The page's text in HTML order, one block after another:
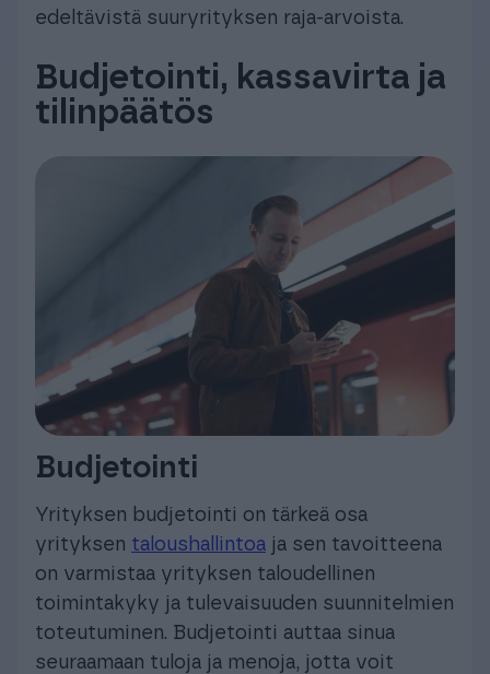
edeltävistä suuryrityksen raja-arvoista.
Budjetointi, kassavirta ja
tilinpäätös
Budjetointi
Yrityksen budjetointi on tärkeä osa
yrityksen taloushallintoa ja sen tavoitteena
on varmistaa yrityksen taloudellinen
toimintakyky ja tulevaisuuden suunnitelmien
toteutuminen. Budjetointi auttaa sinua
seuraamaan tuloja ja menoja, jotta voit